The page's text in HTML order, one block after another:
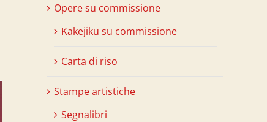
Opere su commissione
Kakejiku su commissione
Carta di riso
Stampe artistiche
Segnalibri